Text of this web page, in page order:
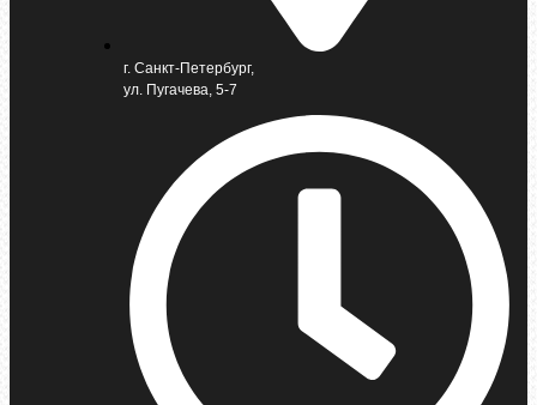
г. Санкт-Петербург,
ул. Пугачева, 5-7